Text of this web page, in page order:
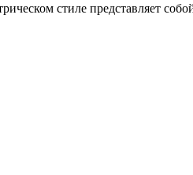
стиле представляет